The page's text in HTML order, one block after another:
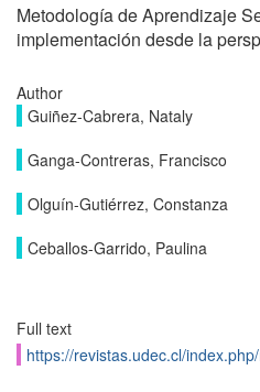
Metodología de Aprendizaje
implementación desde la
Author
Guiñez-Cabrera, Nataly
Ganga-Contreras, Francisco
Olguín-Gutiérrez, Constanza
Ceballos-Garrido, Paulina
Full text
https://revistas.udec.cl/